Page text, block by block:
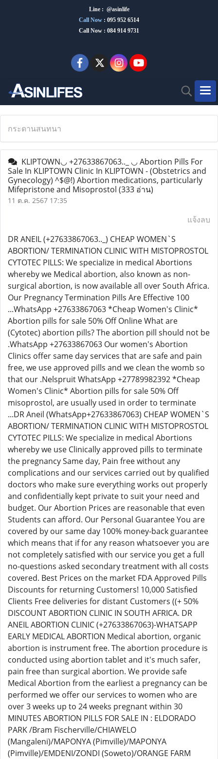
Line : @asinlife
Call Now : 095 952 6514
Call Now : 084 914 9731
กระดานสนทนา
KLIPTOWN◡ +27633867063.._ ◡ Abortion Pills For
Sale In KLIPTOWN Clinic In KLIPTOWN - (Obstetrics and
Gynecology) ^$@!) Abortion medications, particularly
Mifepristone and Misoprostol (333 อ่าน)
11 ต.ค. 2567 17:35
แจ้งลบ
DR ANEIL (+27633867063.._) CHEAP WOMEN`S
ABORTION/ TERMINATION CLINIC WITH MISTOPROSTOL
CYTOTEC PILLS: We specialize in medical Abortions
whereby we Medical abortion, also known as non-
surgical abortion, is now available all over South Africa.
Our Pregnancy Termination Pills Are Effective 100
...WhatsApp +27633867063 *Cheap Women's Clinic*
Abortion pills for sale 50% Off Online What are
(Cytotec) abortion pills? The abortion pill should not be
.WhatsApp +27633867063 Our women's Abortion
Clinics offer same day services that are safe and pain
free, we use approved pills and we clean the womb so
that our .Nelspruit WhatsApp +27789982392 *Cheap
Women's Clinic* Abortion pills for sale 50% Off
misoprostol, are usually used in order to terminate
...DR Aneil (WhatsApp+27633867063) CHEAP WOMEN`S
ABORTION/ TERMINATION CLINIC WITH MISTOPROSTOL
CYTOTEC PILLS: We specialize in medical Abortions
whereby we use Clinically approved pills to terminate
the pregnancy Same day, Pain free without any
complications and our services carried out by qualified
doctors who make sure everything works out properly
and confidentially kept private to suit your need and
budget. Our Abortion Prices are reasonable that even
Students can afford. Our Personal Guarantee You are
covered by our same day 100% money-back guarantee
which means that if for any reason whatsoever you are
not completely satisfied with our service you get a full
no-questions asked secondary treatment with all costs
covered. Best Prices on the market FDA Approved Pills
Discounts for returning Customers! 10,000 Satisfied
Clients Free deliveries for distant Customers ((+ 50%
DISCOUNT ABORTION CLINIC IN SOUTH AFRICA. DR
ANEIL ABORTION CLINIC (+27633867063)-WHATSAPP
EARLY MEDICAL ABORTION Medical abortion, organic
abortion is instrument free. The abortion procedure is
conducted using abortion tablet and it's much safer,
pain free than surgical abortion. We provide safe
Medical Abortion from the earliest a pregnancy can be
performed we offer our services to women who are
over 3 weeks up to 24 weeks pregnant within 30
MINUTES ABORTION PILLS FOR SALE IN : ELDORADO
PARK /Bram Fischerville/CHIAWELO
(Mangaleni)/MAPONYA (Pimville)/MAPONYA
(Pimville)/EMDENI/ZONDI (Soweto)/ORANGE FARM